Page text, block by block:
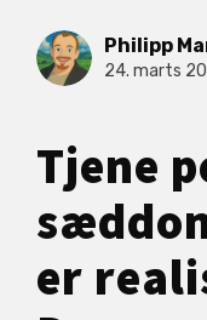
Philipp
24. marts
Tjene
er